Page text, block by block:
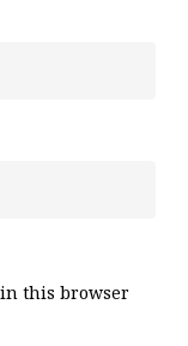
in this browser